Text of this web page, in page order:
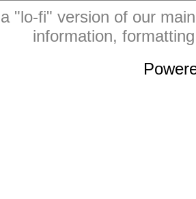
"lo-fi" version of our
information,